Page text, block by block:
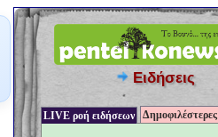
Ειδήσεις
LIVE ροή ειδήσεων Δημοφιλέστερες